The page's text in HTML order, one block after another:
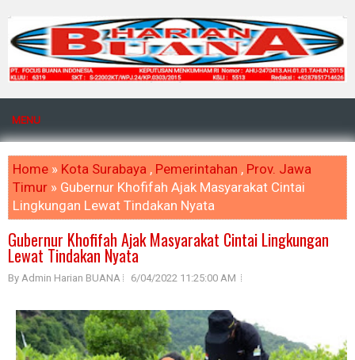
MENU
Home » Kota Surabaya , Pemerintahan , Prov. Jawa
Timur » Gubernur Khofifah Ajak Masyarakat Cintai
Lingkungan Lewat Tindakan Nyata
Gubernur Khofifah Ajak Masyarakat Cintai Lingkungan
Lewat Tindakan Nyata
By Admin Harian BUANA 6/04/2022 11:25:00 AM